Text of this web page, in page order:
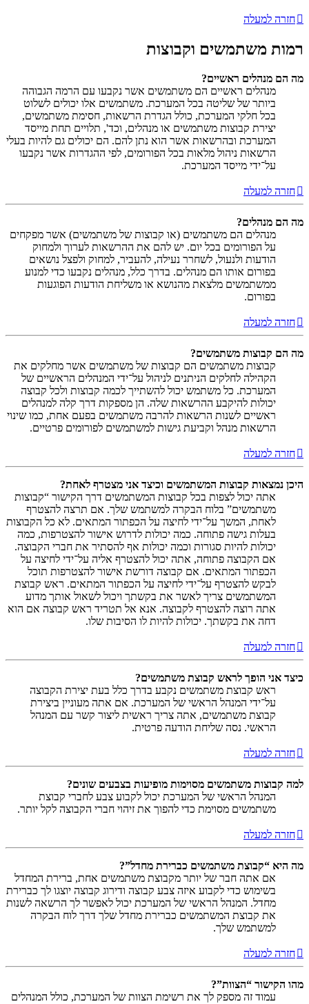
חזרה למעלה
רמות משתמשים וקבוצות
מה הם מנהלים ראשיים?
מנהלים ראשיים הם משתמשים אשר נקבעו עם הרמה הגבוהה
ביותר של שליטה בכל המערכת. משתמשים אלו יכולים לשלוט
בכל חלקי המערכת, כולל הגדרת הרשאות, חסימת משתמשים,
יצירת קבוצות משתמשים או מנהלים, וכד', תלויים תחת מייסד
המערכת ובהרשאות אשר הוא נתן להם. הם יכולים גם להיות בעלי
הרשאות ניהול מלאות בכל הפורומים, לפי ההגדרות אשר נקבעו
על־ידי מייסד המערכת.
חזרה למעלה
מה הם מנהלים?
מנהלים הם משתמשים (או קבוצות של משתמשים) אשר מפקחים
על הפורומים בכל יום. יש להם את ההרשאות לערוך ולמחוק
הודעות ולנעול, לשחרר נעילה, להעביר, למחוק ולפצל נושאים
בפורום אותו הם מנהלים. בדרך כלל, מנהלים נקבעו כדי למנוע
ממשתמשים מלצאת מהנושא או משליחת הודעות הפוגעות
בפורום.
חזרה למעלה
מה הם קבוצות משתמשים?
קבוצות משתמשים הם קבוצות של משתמשים אשר מחלקים את
הקהילה לחלקים הניתנים לניהול על־ידי המנהלים הראשיים של
המערכת. כל משתמש יכול להשתייך לכמה קבוצות ולכל קבוצה
יכולות להיקבע ההרשאות שלה. הן מספקות דרך קלה למנהלים
ראשיים לשנות הרשאות להרבה משתמשים בפעם אחת, כמו שינוי
הרשאות מנהל וקביעת גישות למשתמשים לפורומים פרטיים.
חזרה למעלה
היכן נמצאות קבוצות המשתמשים וכיצד אני מצטרף לאחת?
אתה יכול לצפות בכל קבוצות המשתמשים דרך הקישור “קבוצות
משתמשים” בלוח הבקרה למשתמש שלך. אם תרצה להצטרף
לאחת, המשך על־ידי לחיצה על הכפתור המתאים. לא כל הקבוצות
בעלות גישה פתוחה. כמה יכולות לדרוש אישור להצטרפות, כמה
יכולות להיות סגורות וכמה יכולות אף להסתיר את חברי הקבוצה.
אם הקבוצה פתוחה, אתה יכול להצטרף אליה על־ידי לחיצה על
הכפתור המתאים. אם קבוצה דורשת אישור להצטרפות תוכל
לבקש להצטרף על־ידי לחיצה על הכפתור המתאים. ראש קבוצת
המשתמשים צריך לאשר את בקשתך ויכול לשאול אותך מדוע
אתה רוצה להצטרף לקבוצה. אנא אל תטריד ראש קבוצה אם הוא
דחה את בקשתך. יכולות להיות לו הסיבות שלו.
חזרה למעלה
כיצד אני הופך לראש קבוצת משתמשים?
ראש קבוצת משתמשים נקבע בדרך כלל בעת יצירת הקבוצה
על־ידי המנהל הראשי של המערכת. אם אתה מעוניין ביצירת
קבוצת משתמשים, אתה צריך ראשית ליצור קשר עם המנהל
הראשי. נסה שליחת הודעה פרטית.
חזרה למעלה
למה קבוצות משתמשים מסוימות מופיעות בצבעים שונים?
המנהל הראשי של המערכת יכול לקבוע צבע לחברי קבוצת
משתמשים מסוימת כדי להפוך את זיהוי חברי הקבוצה לקל יותר.
חזרה למעלה
מה היא “קבוצת משתמשים כברירת מחדל”?
אם אתה חבר של יותר מקבוצת משתמשים אחת, ברירת המחדל
בשימוש כדי לקבוע איזה צבע קבוצה ודירוג קבוצה יוצגו לך כברירת
מחדל. המנהל הראשי של המערכת יכול לאפשר לך הרשאה לשנות
את קבוצת המשתמשים כברירת מחדל שלך דרך לוח הבקרה
למשתמש שלך.
חזרה למעלה
מהו הקישור “הצוות”?
עמוד זה מספק לך את רשימת הצוות של המערכת, כולל המנהלים